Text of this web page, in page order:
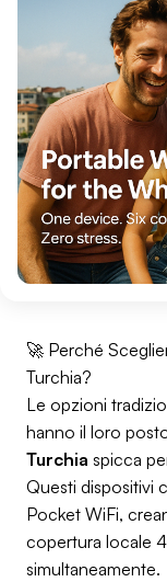
🚀 Perché
Turchia?
Le opzioni
hanno il loro
Turchia spicca
Questi dispositivi
Pocket WiFi,
copertura locale
simultaneamente.